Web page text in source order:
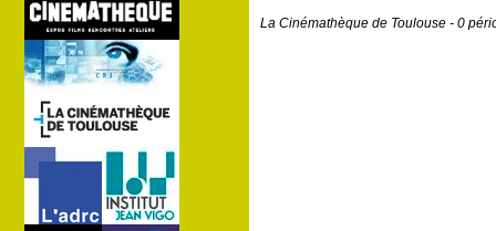
La Cinémathèque de Toulouse - 0